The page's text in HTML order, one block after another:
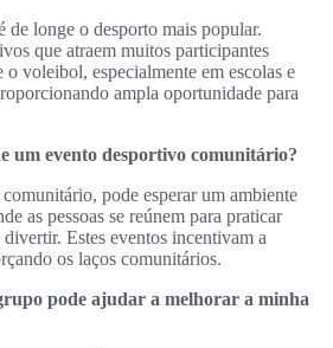
de longe o desporto mais popular.
que atraem muitos participantes
voleibol, especialmente em escolas e
ampla oportunidade para
um evento desportivo comunitário?
pode esperar um ambiente
as pessoas se reúnem para praticar
Estes eventos incentivam a
os laços comunitários.
pode ajudar a melhorar a minha